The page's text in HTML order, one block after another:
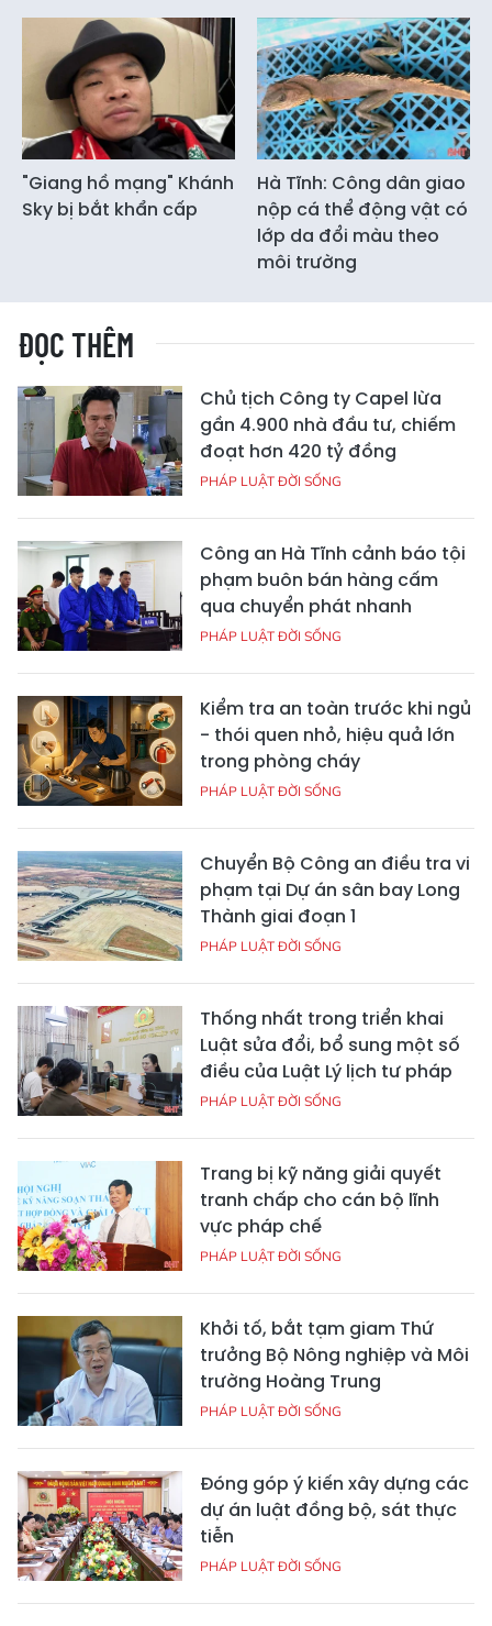
"Giang hồ mạng" Khánh
Sky bị bắt khẩn cấp
Hà Tĩnh: Công dân giao
nộp cá thể động vật có
lớp da đổi màu theo
môi trường
ĐỌC THÊM
Chủ tịch Công ty Capel lừa
gần 4.900 nhà đầu tư, chiếm
đoạt hơn 420 tỷ đồng
PHÁP LUẬT ĐỜI SỐNG
Công an Hà Tĩnh cảnh báo tội
phạm buôn bán hàng cấm
qua chuyển phát nhanh
PHÁP LUẬT ĐỜI SỐNG
Kiểm tra an toàn trước khi ngủ
- thói quen nhỏ, hiệu quả lớn
trong phòng cháy
PHÁP LUẬT ĐỜI SỐNG
Chuyển Bộ Công an điều tra vi
phạm tại Dự án sân bay Long
Thành giai đoạn 1
PHÁP LUẬT ĐỜI SỐNG
Thống nhất trong triển khai
Luật sửa đổi, bổ sung một số
điều của Luật Lý lịch tư pháp
PHÁP LUẬT ĐỜI SỐNG
Trang bị kỹ năng giải quyết
tranh chấp cho cán bộ lĩnh
vực pháp chế
PHÁP LUẬT ĐỜI SỐNG
Khởi tố, bắt tạm giam Thứ
trưởng Bộ Nông nghiệp và Môi
trường Hoàng Trung
PHÁP LUẬT ĐỜI SỐNG
Đóng góp ý kiến xây dựng các
dự án luật đồng bộ, sát thực
tiễn
PHÁP LUẬT ĐỜI SỐNG